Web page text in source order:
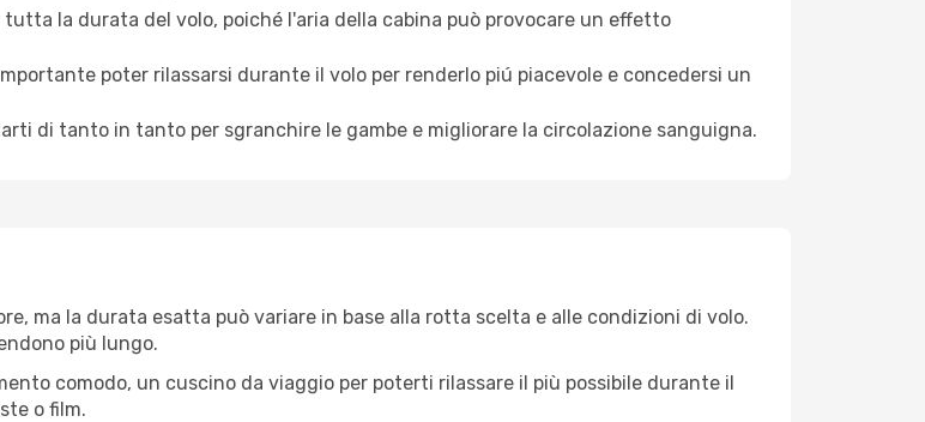
la durata del volo, poiché l'aria della cabina può provocare un effetto
poter rilassarsi durante il volo per renderlo piú piacevole e concedersi un
di tanto in tanto per sgranchire le gambe e migliorare la circolazione sanguigna.
ma la durata esatta può variare in base alla rotta scelta e alle condizioni di volo.
più lungo.
comodo, un cuscino da viaggio per poterti rilassare il più possibile durante il
o film.